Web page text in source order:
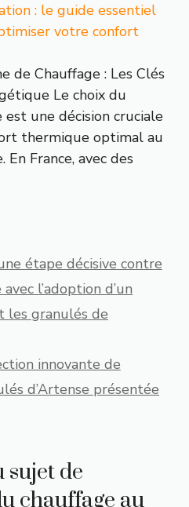
: le guide essentiel
votre confort
de Chauffage : Les Clés
Le choix du
une décision cruciale
thermique optimal au
France, avec des
étape décisive contre
l’adoption d’un
les granulés de
innovante de
d’Artense présentée
sujet de
chauffage au